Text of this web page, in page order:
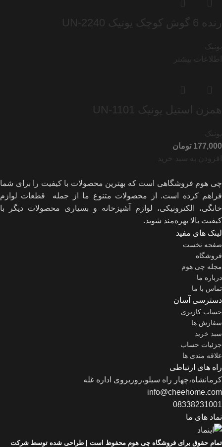
رنده 6 گوش کوچک یونیک UN-2240
یونیک
اطلاعات بیشتر
همزن استیل یونیک UN-1101
یونیک
تومان
افزودن به سبد خرید
چی هوم فروشگاهی است که بهترین محصولات با کیفیت را برای شما
فراهم کرده است. از محصولات متنوع ما از جمله قطعات لوازم
خانگی، الکترونیکی، لوازم آشپزخانه و بسیاری محصولات دیگر با
کیفیت بالا بهره‌مند شوید.
لینک های مفید
صفحه نخست
فروشگاه
مجله چی هوم
درباره ما
تماس با ما
دسترسی آسان
حساب کاربری
سفارش ها
سبد خرید
جزئیات حساب
علاقه مندی ها
راه های ارتباطی
کرمانشاه،چهار راه سیلو،روربروی اداره غله
info@cheehome.com
08338231001
نماد های ما
تمام حقوق برای فروشگاه چی هوم محفوظ است | طراحی شده توسط شرکت